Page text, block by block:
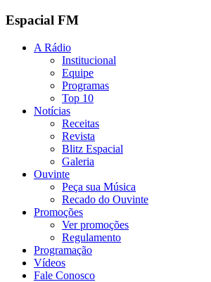
Espacial FM
A Rádio
Institucional
Equipe
Programas
Top 10
Notícias
Receitas
Revista
Blitz Espacial
Galeria
Ouvinte
Peça sua Música
Recado do Ouvinte
Promoções
Ver promoções
Regulamento
Programação
Vídeos
Fale Conosco